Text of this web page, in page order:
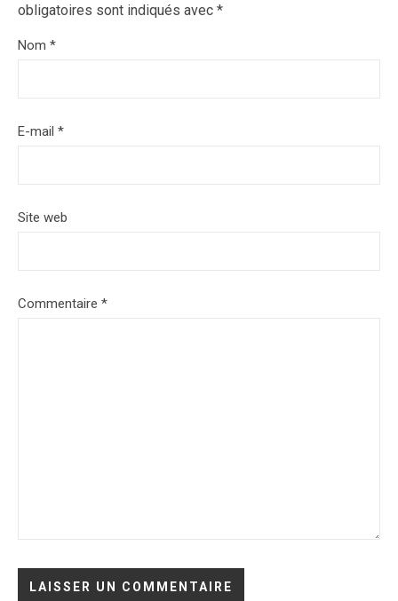
obligatoires sont indiqués avec *
Nom *
E-mail *
Site web
Commentaire *